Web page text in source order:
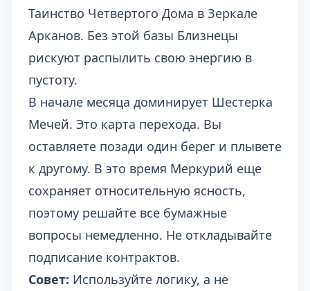
Таинство Четвертого Дома в Зеркале
Арканов. Без этой базы Близнецы
рискуют распылить свою энергию в
пустоту.
В начале месяца доминирует Шестерка
Мечей. Это карта перехода. Вы
оставляете позади один берег и плывете
к другому. В это время Меркурий еще
сохраняет относительную ясность,
поэтому решайте все бумажные
вопросы немедленно. Не откладывайте
подписание контрактов.
Совет: Используйте логику, а не